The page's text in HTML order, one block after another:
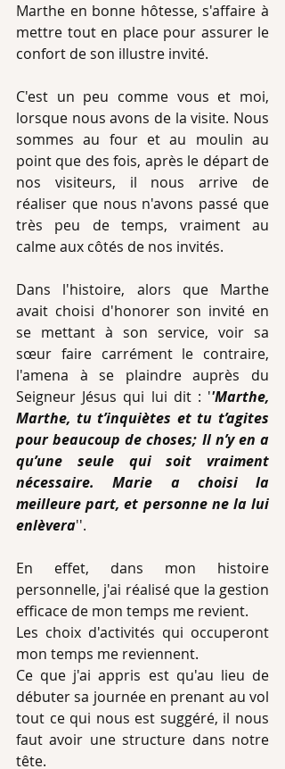
Marthe en bonne hôtesse, s'affaire à
mettre tout en place pour assurer le
confort de son illustre invité.
C'est un peu comme vous et moi,
lorsque nous avons de la visite. Nous
sommes au four et au moulin au
point que des fois, après le départ de
nos visiteurs, il nous arrive de
réaliser que nous n'avons passé que
très peu de temps, vraiment au
calme aux côtés de nos invités.
Dans l'histoire, alors que Marthe
avait choisi d'honorer son invité en
se mettant à son service, voir sa
sœur faire carrément le contraire,
l'amena à se plaindre auprès du
Seigneur Jésus qui lui dit : ''Marthe,
Marthe, tu t’inquiètes et tu t’agites
pour beaucoup de choses; Il n’y en a
qu’une seule qui soit vraiment
nécessaire. Marie a choisi la
meilleure part, et personne ne la lui
enlèvera''.
En effet, dans mon histoire
personnelle, j'ai réalisé que la gestion
efficace de mon temps me revient.
Les choix d'activités qui occuperont
mon temps me reviennent.
Ce que j'ai appris est qu'au lieu de
débuter sa journée en prenant au vol
tout ce qui nous est suggéré, il nous
faut avoir une structure dans notre
tête.